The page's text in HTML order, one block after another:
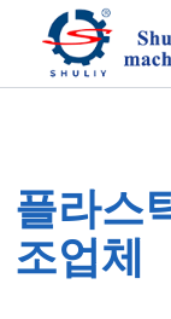
플라스
조업체